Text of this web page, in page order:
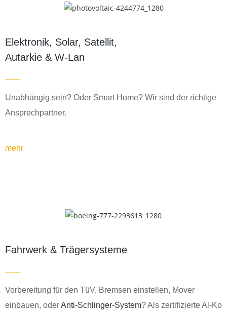
Elektronik, Solar, Satellit,
Autarkie & W-Lan
Unabhängig sein? Oder Smart Home? Wir sind der richtige
Ansprechpartner.
mehr
Fahrwerk & Trägersysteme
Vorbereitung für den TüV, Bremsen einstellen, Mover
einbauen, oderAnti-Schlinger-System? Als zertifizierte Al-Ko